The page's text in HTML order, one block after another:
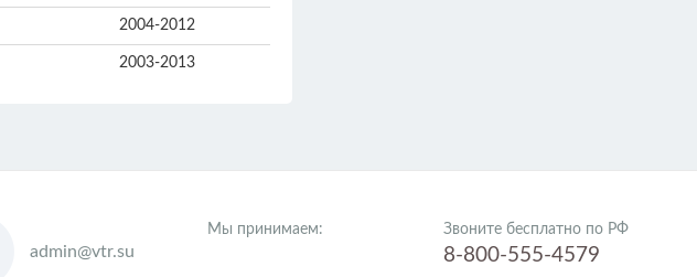
2004-2012
2003-2013
admin@vtr.su
Мы принимаем: Звоните бесплатно по РФ
8-800-555-4579